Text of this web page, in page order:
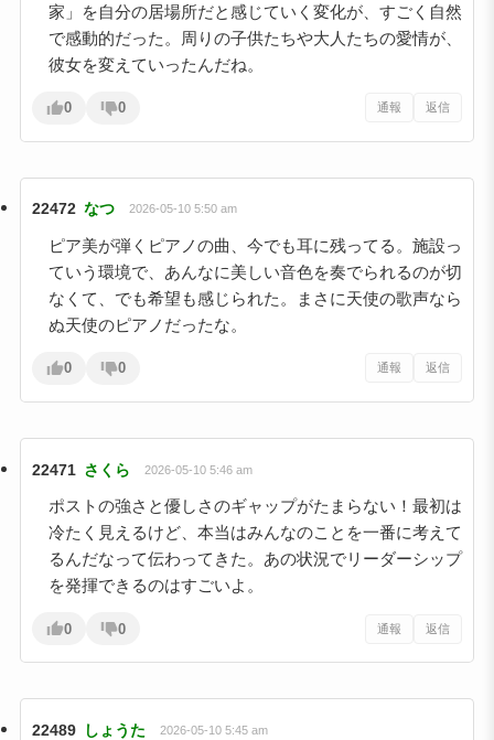
家」を自分の居場所だと感じていく変化が、すごく自然
で感動的だった。周りの子供たちや大人たちの愛情が、
彼女を変えていったんだね。
0 0 通報 返信
22472 なつ 2026-05-10 5:50 am
ピア美が弾くピアノの曲、今でも耳に残ってる。施設っ
ていう環境で、あんなに美しい音色を奏でられるのが切
なくて、でも希望も感じられた。まさに天使の歌声なら
ぬ天使のピアノだったな。
0 0 通報 返信
22471 さくら 2026-05-10 5:46 am
ポストの強さと優しさのギャップがたまらない！最初は
冷たく見えるけど、本当はみんなのことを一番に考えて
るんだなって伝わってきた。あの状況でリーダーシップ
を発揮できるのはすごいよ。
0 0 通報 返信
22489 しょうた 2026-05-10 5:45 am